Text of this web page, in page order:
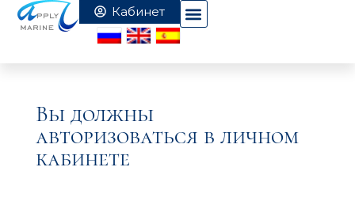
Вы должны
авторизоваться в личном
кабинете